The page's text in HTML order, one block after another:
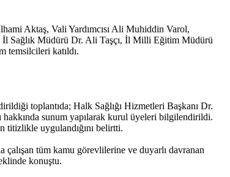
Aktaş, Vali Yardımcısı Ali Muhiddin Varol,
Sağlık Müdürü Dr. Ali Taşçı, İl Milli Eğitim Müdürü
temsilcileri katıldı.
toplantıda; Halk Sağlığı Hizmetleri Başkanı Dr.
hakkında sunum yapılarak kurul üyeleri bilgilendirildi.
titizlikle uygulandığını belirtti.
tüm kamu görevlilerine ve duyarlı davranan
konuştu.